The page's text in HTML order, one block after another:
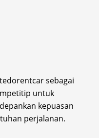
sebagai
untuk
kepuasan
perjalanan.